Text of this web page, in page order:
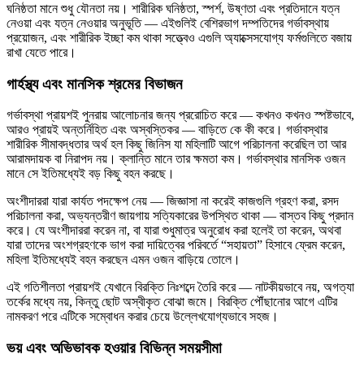
ঘনিষ্ঠতা মানে শুধু যৌনতা নয়। শারীরিক ঘনিষ্ঠতা, স্পর্শ, উষ্ণতা এবং প্রতিদানে যত্ন
নেওয়া এবং যত্ন নেওয়ার অনুভূতি — এইগুলিই বেশিরভাগ দম্পতিদের গর্ভাবস্থায়
প্রয়োজন, এবং শারীরিক ইচ্ছা কম থাকা সত্ত্বেও এগুলি অ্যাক্সেসযোগ্য ফর্মগুলিতে বজায়
রাখা যেতে পারে।
গার্হস্থ্য এবং মানসিক শ্রমের বিভাজন
গর্ভাবস্থা প্রায়শই পুনরায় আলোচনার জন্য প্ররোচিত করে — কখনও কখনও স্পষ্টভাবে,
আরও প্রায়ই অন্তর্নিহিত এবং অস্বস্তিকর — বাড়িতে কে কী করে। গর্ভাবস্থার
শারীরিক সীমাবদ্ধতার অর্থ হল কিছু জিনিস যা মহিলাটি আগে পরিচালনা করেছিল তা আর
আরামদায়ক বা নিরাপদ নয়। ক্লান্তি মানে তার ক্ষমতা কম। গর্ভাবস্থার মানসিক ওজন
মানে সে ইতিমধ্যেই বড় কিছু বহন করছে।
অংশীদাররা যারা কার্যত পদক্ষেপ নেয় — জিজ্ঞাসা না করেই কাজগুলি গ্রহণ করা, রসদ
পরিচালনা করা, অভ্যন্তরীণ জায়গায় সত্যিকারের উপস্থিত থাকা — বাস্তব কিছু প্রদান
করে। যে অংশীদাররা করেন না, বা যারা শুধুমাত্র অনুরোধ করা হলেই তা করেন, অথবা
যারা তাদের অংশগ্রহণকে ভাগ করা দায়িত্বের পরিবর্তে “সহায়তা” হিসাবে ফ্রেম করেন,
মহিলা ইতিমধ্যেই বহন করছেন এমন ওজন বাড়িয়ে তোলে।
এই গতিশীলতা প্রায়শই যেখানে বিরক্তি নিঃশব্দে তৈরি করে — নাটকীয়ভাবে নয়, অগত্যা
তর্কের মধ্যে নয়, কিন্তু ছোট অস্বীকৃত বোঝা জমে। বিরক্তি পৌঁছানোর আগে এটির
নামকরণ পরে এটিকে সম্বোধন করার চেয়ে উল্লেখযোগ্যভাবে সহজ।
ভয় এবং অভিভাবক হওয়ার বিভিন্ন সময়সীমা